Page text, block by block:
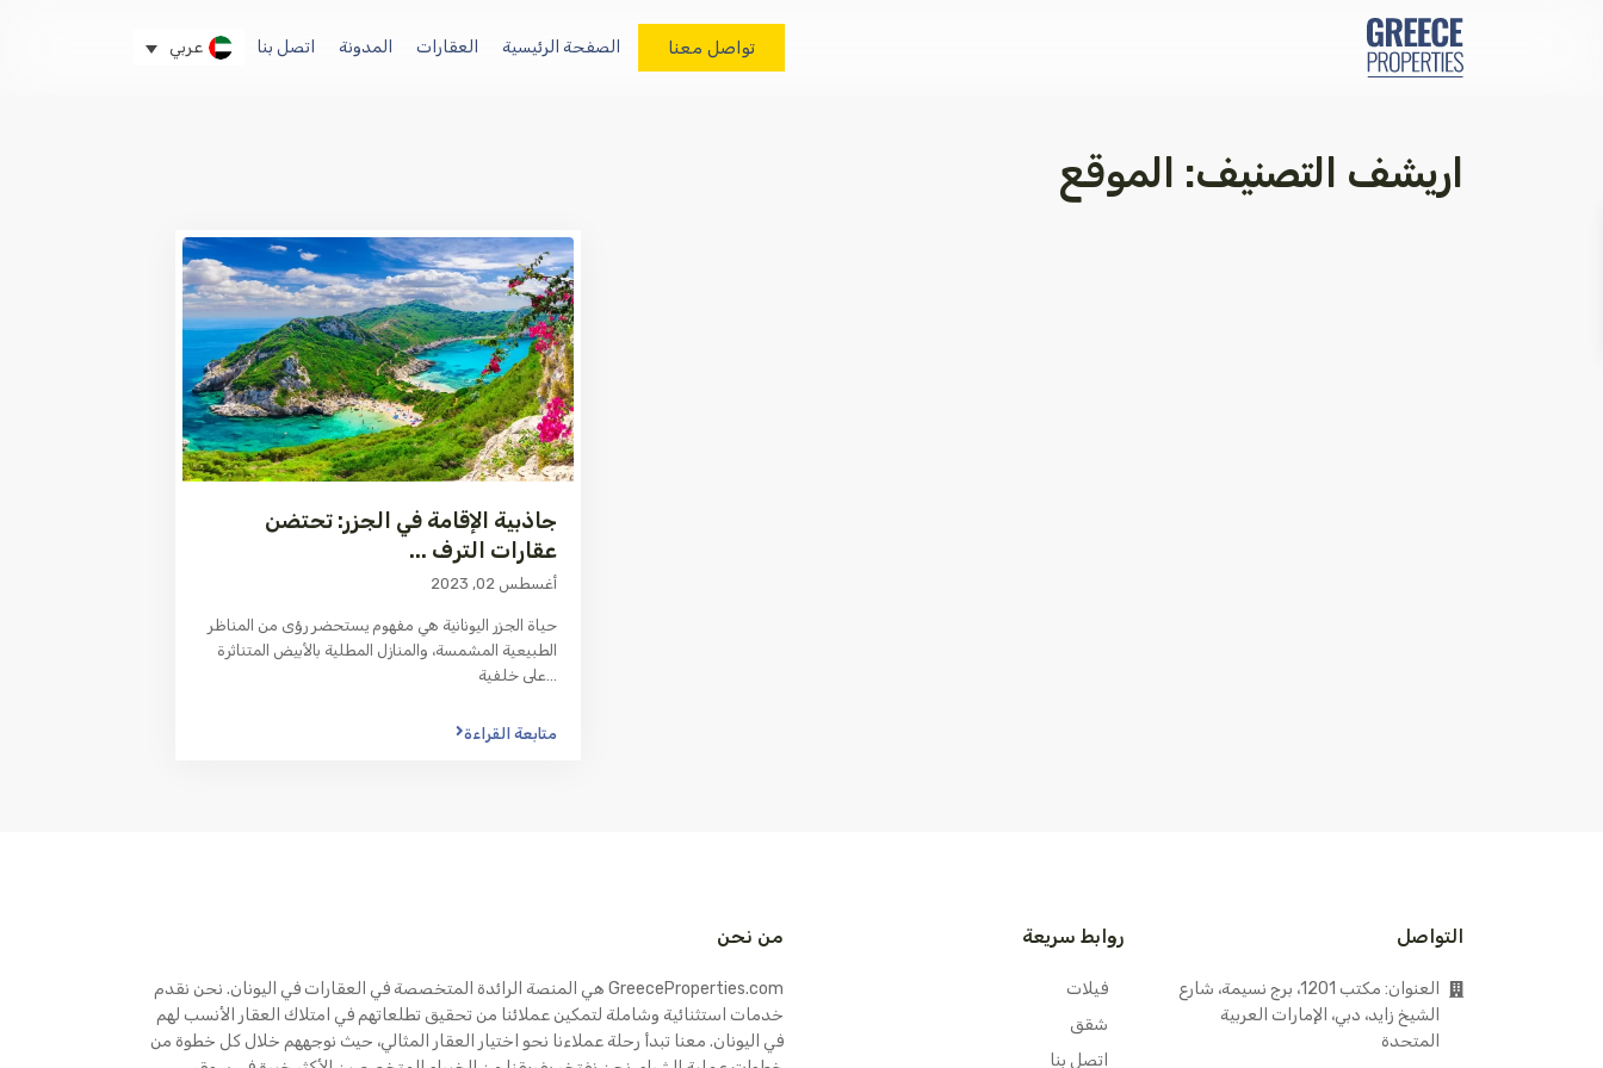
تواصل معنا الصفحة الرئيسية العقارات المدونة اتصل بنا عربي
اريشف التصنيف: الموقع
جاذبية الإقامة في الجزر: تحتضن
عقارات الترف ...
أغسطس 02, 2023
حياة الجزر اليونانية هي مفهوم يستحضر رؤى من المناظر
الطبيعية المشمسة، والمنازل المطلية بالأبيض المتناثرة
على خلفية...
متابعة القراءة
من نحن
GreeceProperties.com هي المنصة الرائدة المتخصصة في العقارات في اليونان. نحن نقدم
خدمات استثنائية وشاملة لتمكين عملائنا من تحقيق تطلعاتهم في امتلاك العقار الأنسب لهم
في اليونان. معنا تبدأ رحلة عملاءنا نحو اختيار العقار المثالي، حيث نوجههم خلال كل خطوة من
روابط سريعة
فيلات
شقق
اتصل بنا
التواصل
العنوان: مكتب 1201، برج نسيمة، شارع
الشيخ زايد، دبي، الإمارات العربية
المتحدة